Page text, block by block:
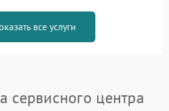
все услуги
сервисного центра